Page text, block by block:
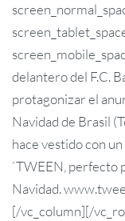
delantero del F.C.
protagonizar el
Navidad de Brasil
hace vestido con
`TWEEN, perfecto
Navidad.
[/vc_column][/